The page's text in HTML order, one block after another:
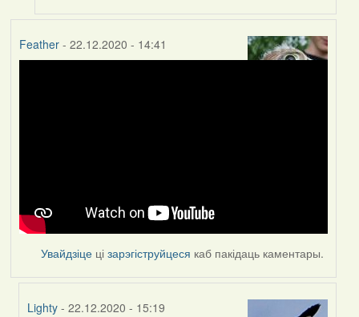
Feather- 22.12.2020 - 14:41
Увайдзіце цізарэгіструйцеся каб пакідаць каментары.
Lighty - 22.12.2020 - 15:19